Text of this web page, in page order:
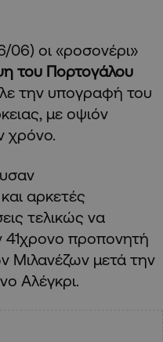
06) οι «ροσονέρι»
του Πορτογάλου
την υπογραφή του
με οψιόν
χρόνο.
αρκετές
τελικώς να
41χρονο προπονητή
Μιλανέζων μετά την
Αλέγκρι.